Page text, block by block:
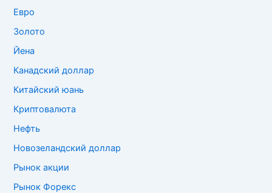
Евро
Золото
Йена
Канадский доллар
Китайский юань
Криптовалюта
Нефть
Новозеландский доллар
Рынок акции
Рынок Форекс